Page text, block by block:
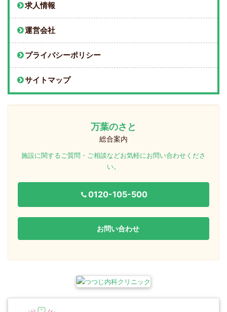
求人情報
運営会社
プライバシーポリシー
サイトマップ
万葉のさと
総合案内
施設に関するご質問・ご相談などお気軽にお問い合わせくださ
い。
0120-105-500
お問い合わせ